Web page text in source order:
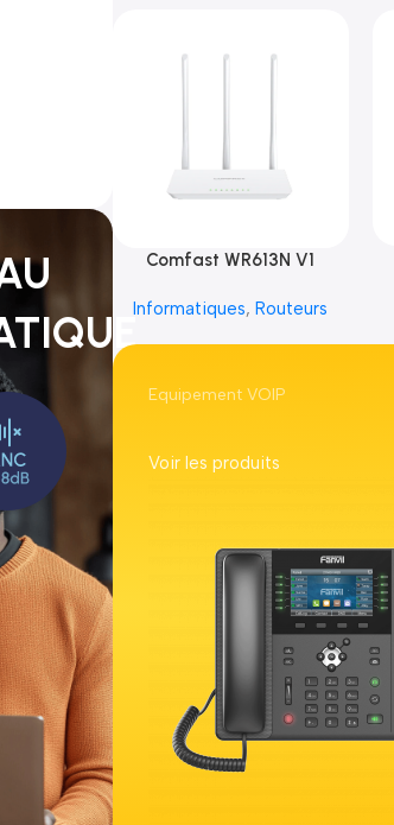
Comfast WR613N V1
Informatiques,Routeurs
Equipement VOIP
Voir les produits